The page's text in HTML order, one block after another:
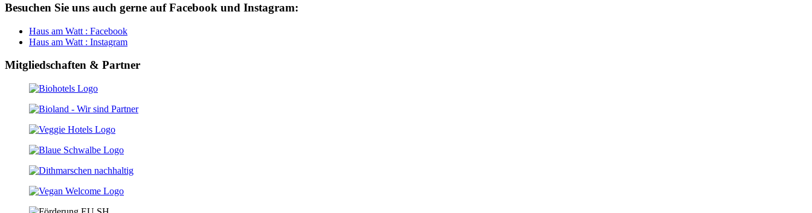
Besuchen Sie uns auch gerne auf Facebook und Instagram:
Haus am Watt : Facebook
Haus am Watt : Instagram
Mitgliedschaften & Partner